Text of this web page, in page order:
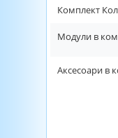
Комплект
Модули в
Аксесоари в